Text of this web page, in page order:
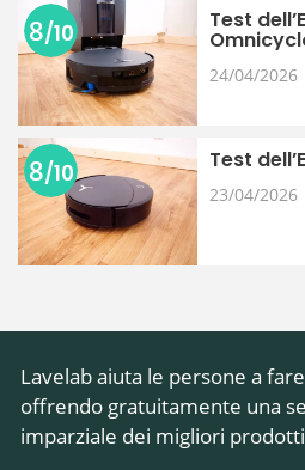
Test
24/04/2026
8/10
Test
23/04/2026
8/10
​Lavelab aiuta le persone a
offrendo gratuitamente una
imparziale dei migliori